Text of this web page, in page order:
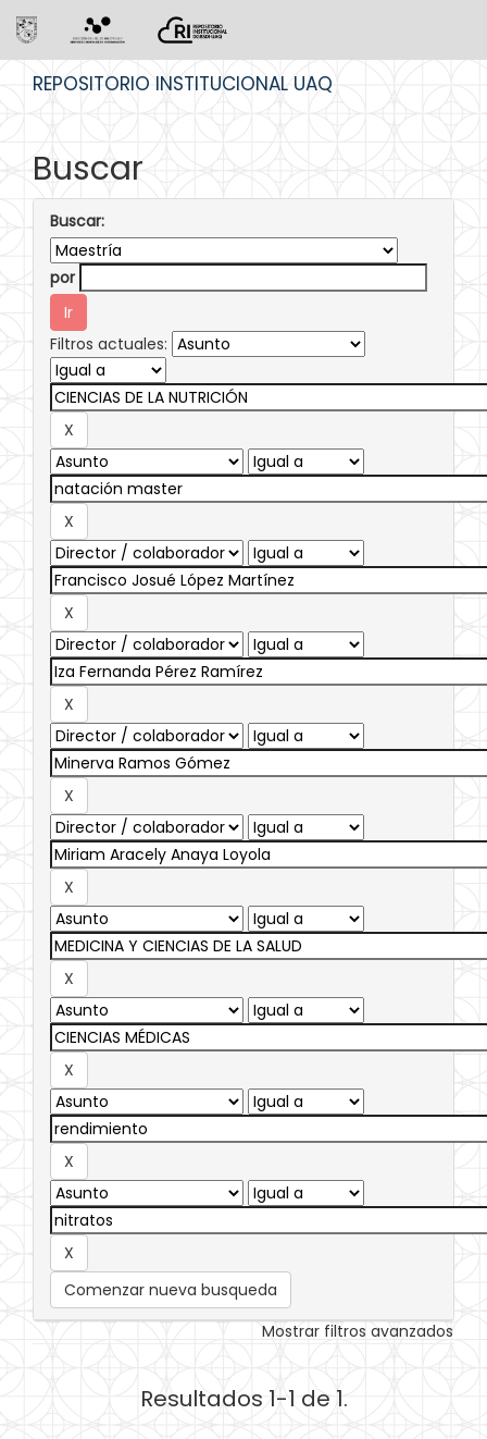
REPOSITORIO INSTITUCIONAL UAQ
Buscar
Buscar:
por
Filtros actuales:
Comenzar nueva busqueda
Mostrar filtros avanzados
Resultados 1-1 de 1.